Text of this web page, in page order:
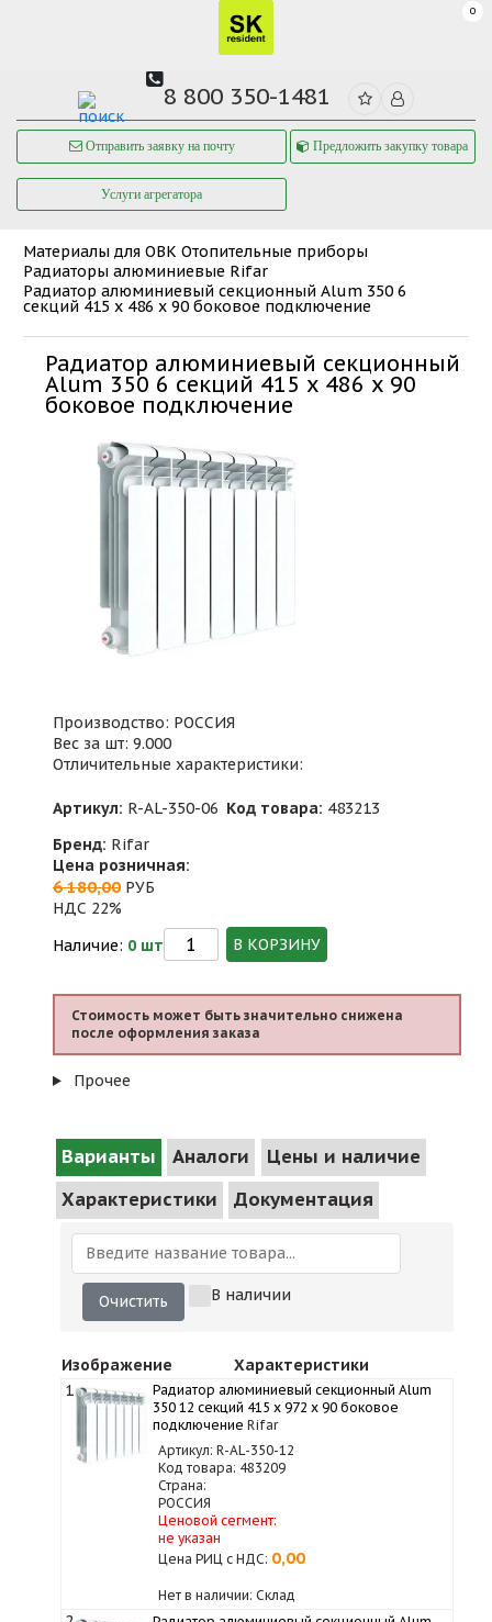
0
8 800 350-1481
Отправить заявку на почту Предложить закупку товара
Услуги агрегатора
Материалы для ОВК Отопительные приборы
Радиаторы алюминиевые Rifar
Радиатор алюминиевый секционный Alum 350 6
секций 415 x 486 x 90 боковое подключение
Радиатор алюминиевый секционный
Alum 350 6 секций 415 x 486 x 90
боковое подключение
Производство: РОССИЯ
Вес за шт: 9.000
Отличительные характеристики:
Артикул: R-AL-350-06 Код товара: 483213
Бренд: Rifar
Цена розничная:
6 180,00 РУБ
НДС 22%
Наличие: 0 шт В КОРЗИНУ
Стоимость может быть значительно снижена
после оформления заказа
Прочее
Варианты Аналоги
Цены и наличие
Характеристики
Документация
Очистить В наличии
Изображение
Характеристики
1
Радиатор алюминиевый секционный Alum
350 12 секций 415 x 972 x 90 боковое
подключение Rifar
Артикул: R-AL-350-12
Код товара: 483209
Страна:
РОССИЯ
Ценовой сегмент:
не указан
Цена РИЦ с НДС: 0,00
Нет в наличии: Склад